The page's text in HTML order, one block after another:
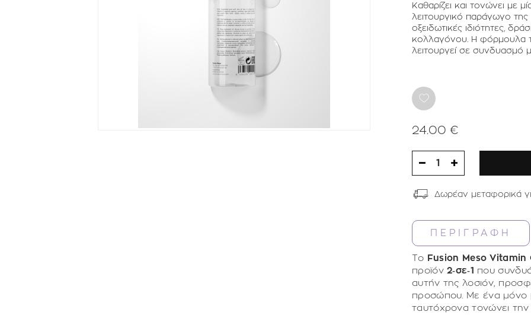
Καθαρίζει και τονώνει με
λειτουργικό παράγωγο της
οξειδωτικές ιδιότητες,
κολλαγόνου. Η φόρμουλα
λειτουργεί σε συνδυασμό
24.00 €
1
Δωρέαν μεταφορικά
ΠΕΡΙΓΡΑΦΗ
Το Fusion Meso Vitamin
προϊόν2‑σε‑1 που
αυτήν της λοσιόν,
προσώπου. Με ένα μόνο
ταυτόχρονα τονώνει